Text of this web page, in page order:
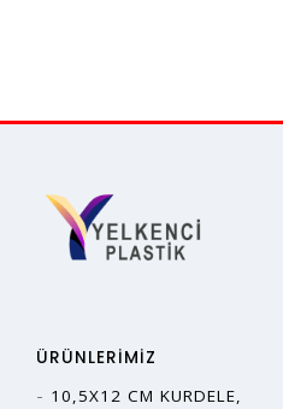
ÜRÜNLERIMIZ
10,5X12 CM KURDELE,